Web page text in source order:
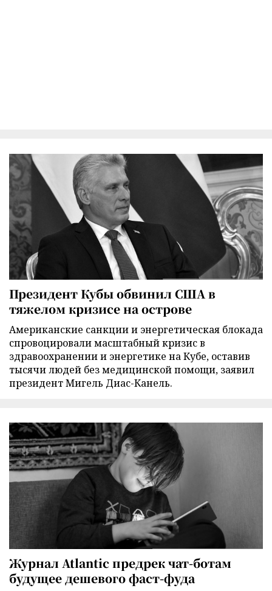
Президент Кубы обвинил США в
тяжелом кризисе на острове
Американские санкции и энергетическая блокада
спровоцировали масштабный кризис в
здравоохранении и энергетике на Кубе, оставив
тысячи людей без медицинской помощи, заявил
президент Мигель Диас-Канель.
Журнал Atlantic предрек чат-ботам
будущее дешевого фаст-фуда